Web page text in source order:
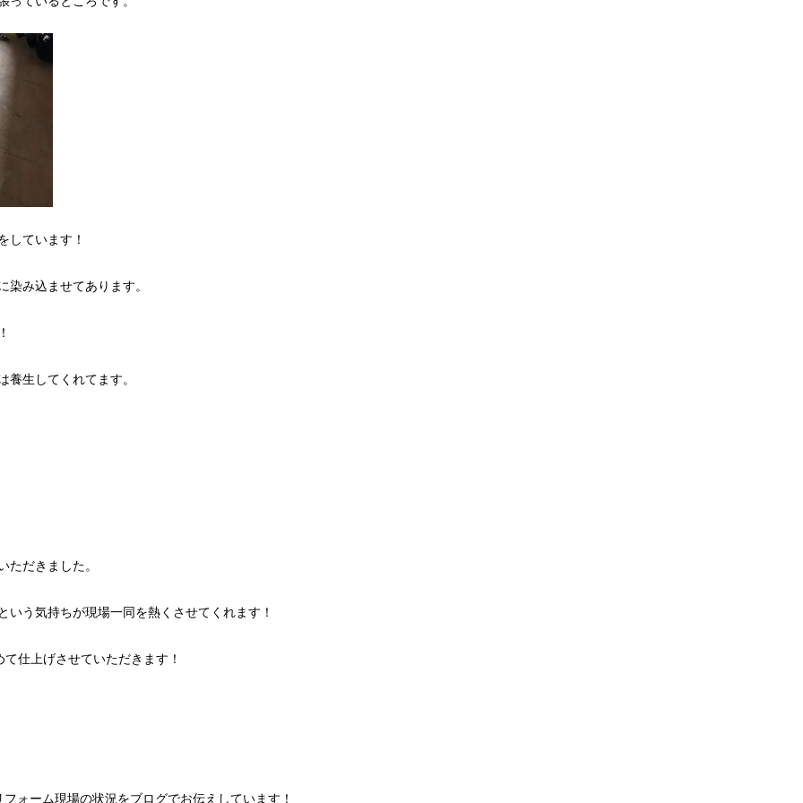
しています！
染み込ませてあります。
養生してくれてます。
ただきました。
う気持ちが現場一同を熱くさせてくれます！
仕上げさせていただきます！
ォーム現場の状況をブログでお伝えしています！